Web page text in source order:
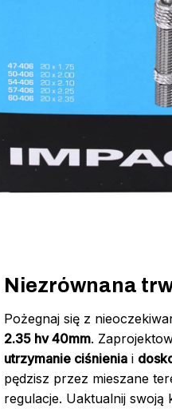
Niezrównana
Pożegnaj się z
2.35 hv 40mm.
utrzymanie ciśnienia i
pędzisz przez mieszane
regulacje. Uaktualnij